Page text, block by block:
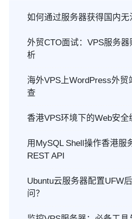
如何通过服务器获得国内
外贸CTO面试：VPS服务
析
海外VPS上WordPress外贸
查
香港VPS环境下的Web安全
用MySQL Shell操作香港服
REST API
Ubuntu云服务器配置UFW
问？